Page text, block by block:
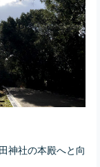
神社の本殿へと向